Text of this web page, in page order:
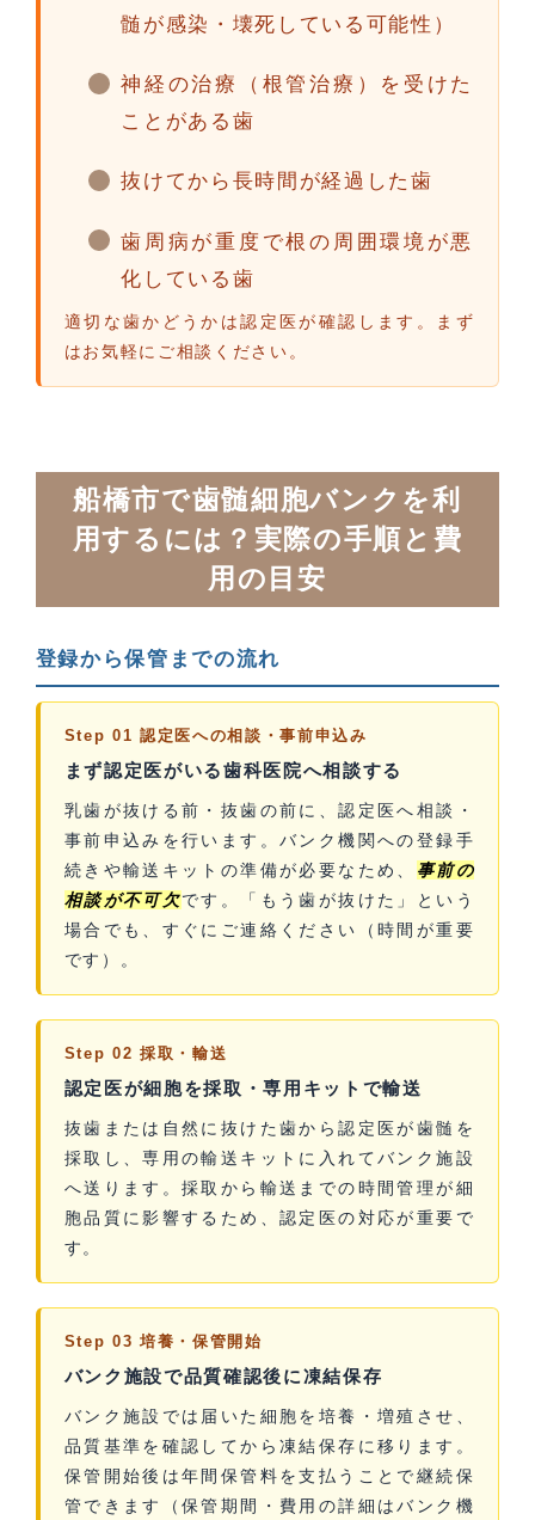
髄が感染・壊死している可能性）
神経の治療（根管治療）を受けた
ことがある歯
抜けてから長時間が経過した歯
歯周病が重度で根の周囲環境が悪
化している歯
適切な歯かどうかは認定医が確認します。まず
はお気軽にご相談ください。
船橋市で歯髄細胞バンクを利
用するには？実際の手順と費
用の目安
登録から保管までの流れ
Step 01 認定医への相談・事前申込み
まず認定医がいる歯科医院へ相談する
乳歯が抜ける前・抜歯の前に、認定医へ相談・
事前申込みを行います。バンク機関への登録手
続きや輸送キットの準備が必要なため、 事前の
相談が不可欠です。「もう歯が抜けた」という
場合でも、すぐにご連絡ください（時間が重要
です）。
Step 02 採取・輸送
認定医が細胞を採取・専用キットで輸送
抜歯または自然に抜けた歯から認定医が歯髄を
採取し、専用の輸送キットに入れてバンク施設
へ送ります。採取から輸送までの時間管理が細
胞品質に影響するため、認定医の対応が重要で
す。
Step 03 培養・保管開始
バンク施設で品質確認後に凍結保存
バンク施設では届いた細胞を培養・増殖させ、
品質基準を確認してから凍結保存に移ります。
保管開始後は年間保管料を支払うことで継続保
管できます（保管期間・費用の詳細はバンク機